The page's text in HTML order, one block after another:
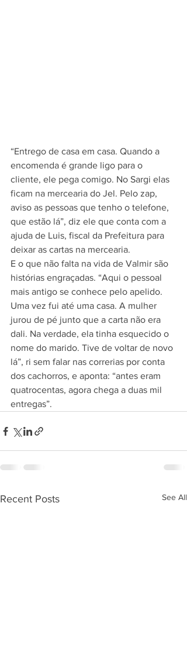
“Entrego de casa em casa. Quando a
encomenda é grande ligo para o
cliente, ele pega comigo. No Sargi elas
ficam na mercearia do Jel. Pelo zap,
aviso as pessoas que tenho o telefone,
que estão lá”, diz ele que conta com a
ajuda de Luis, fiscal da Prefeitura para
deixar as cartas na mercearia.
E o que não falta na vida de Valmir são
histórias engraçadas. “Aqui o pessoal
mais antigo se conhece pelo apelido.
Uma vez fui até uma casa. A mulher
jurou de pé junto que a carta não era
dali. Na verdade, ela tinha esquecido o
nome do marido. Tive de voltar de novo
lá”, ri sem falar nas correrias por conta
dos cachorros, e aponta: “antes eram
quatrocentas, agora chega a duas mil
entregas”.
Recent Posts See All